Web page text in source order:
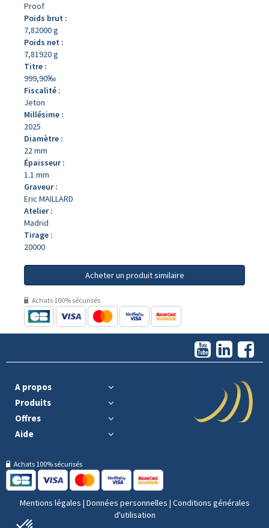
Proof
Poids brut :
7,82000 g
Poids net :
7,81920 g
Titre :
999,90‰
Fiscalité :
Jeton
Millésime :
2025
Diamètre :
22 mm
Épaisseur :
1.1 mm
Graveur :
Eric MAILLARD
Atelier :
Madrid
Tirage :
20000
Acheter un produit similaire
Achats 100% sécurisés
A propos
Produits
Offres
Aide
Achats 100% sécurisés
Mentions légales | Données personnelles | Conditions générales
d'utilisation